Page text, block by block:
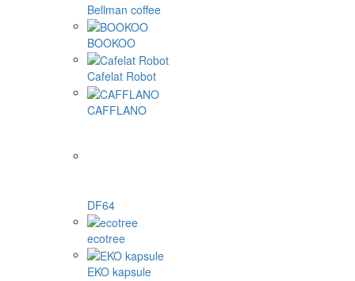
Bellman coffee
BOOKOO
Cafelat Robot
CAFFLANO
DF64
ecotree
EKO kapsule